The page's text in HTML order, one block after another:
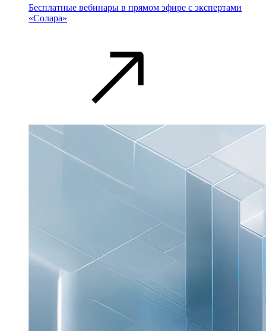
Бесплатные вебинары в прямом эфире с экспертами
«Солара»